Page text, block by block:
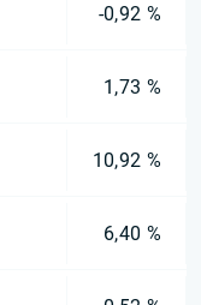
-0,92 %
1,73 %
10,92 %
6,40 %